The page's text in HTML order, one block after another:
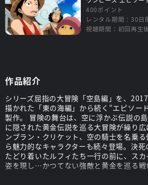
400ポイント
レンタル期間：30日
視聴期間：初回再生
作品紹介
シリーズ屈指の大冒険「空島編」を、
描かれた「東の海編」から続く“エピソー
製作。 冒険の舞台は、空に浮かぶ伝説の
に隠された黄金伝説を巡る大冒険が繰り
ンブラン・クリケット、空の騎士を名乗
ら魅力的なキャラクターも続々登場。決
たどり着いたルフィたち一行の前に、ス
姿を現し…かつてない強敵と黄金を巡る戦